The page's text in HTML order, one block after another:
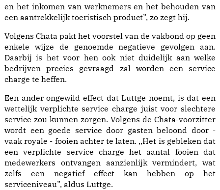
en het inkomen van werknemers en het behouden van
een aantrekkelijk toeristisch product”, zo zegt hij.
Volgens Chata pakt het voorstel van de vakbond op geen
enkele wijze de genoemde negatieve gevolgen aan.
Daarbij is het voor hen ook niet duidelijk aan welke
bedrijven precies gevraagd zal worden een service
charge te heffen.
Een ander ongewild effect dat Luttge noemt, is dat een
wettelijk verplichte service charge juist voor slechtere
service zou kunnen zorgen. Volgens de Chata-voorzitter
wordt een goede service door gasten beloond door -
vaak royale - fooien achter te laten. ,,Het is gebleken dat
een verplichte service charge het aantal fooien dat
medewerkers ontvangen aanzienlijk vermindert, wat
zelfs een negatief effect kan hebben op het
serviceniveau”, aldus Luttge.